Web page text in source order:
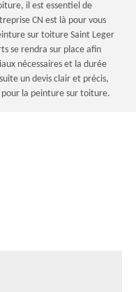
il est essentiel de
CN est là pour vous
sur toiture Saint Leger
se rendra sur place afin
nécessaires et la durée
un devis clair et précis,
pour la peinture sur toiture.